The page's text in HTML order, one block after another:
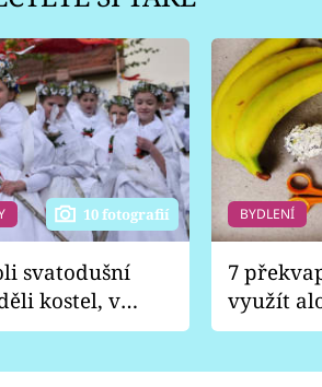
10 fotografií
svatodušní
kostel, v
BYDLENÍ
7
využít